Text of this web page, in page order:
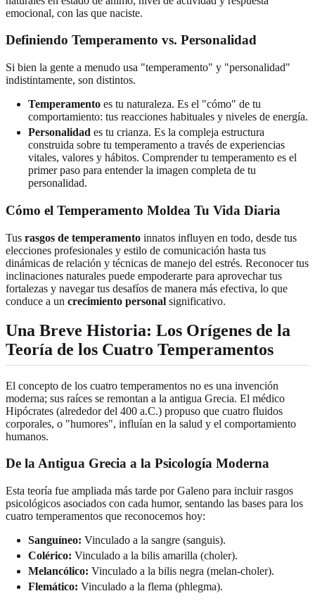
emocional, con las que naciste.
Definiendo Temperamento vs. Personalidad
Si bien la gente a menudo usa "temperamento" y "personalidad"
indistintamente, son distintos.
Temperamento es tu naturaleza. Es el "cómo" de tu
comportamiento: tus reacciones habituales y niveles de energía.
Personalidad es tu crianza. Es la compleja estructura
construida sobre tu temperamento a través de experiencias
vitales, valores y hábitos. Comprender tu temperamento es el
primer paso para entender la imagen completa de tu
personalidad.
Cómo el Temperamento Moldea Tu Vida Diaria
Tus rasgos de temperamento innatos influyen en todo, desde tus
elecciones profesionales y estilo de comunicación hasta tus
dinámicas de relación y técnicas de manejo del estrés. Reconocer tus
inclinaciones naturales puede empoderarte para aprovechar tus
fortalezas y navegar tus desafíos de manera más efectiva, lo que
conduce a un crecimiento personal significativo.
Una Breve Historia: Los Orígenes de la
Teoría de los Cuatro Temperamentos
El concepto de los cuatro temperamentos no es una invención
moderna; sus raíces se remontan a la antigua Grecia. El médico
Hipócrates (alrededor del 400 a.C.) propuso que cuatro fluidos
corporales, o "humores", influían en la salud y el comportamiento
humanos.
De la Antigua Grecia a la Psicología Moderna
Esta teoría fue ampliada más tarde por Galeno para incluir rasgos
psicológicos asociados con cada humor, sentando las bases para los
cuatro temperamentos que reconocemos hoy:
Sanguíneo: Vinculado a la sangre (sanguis).
Colérico: Vinculado a la bilis amarilla (choler).
Melancólico: Vinculado a la bilis negra (melan-choler).
Flemático: Vinculado a la flema (phlegma).